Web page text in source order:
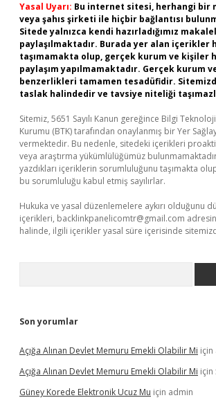
Yasal Uyarı: Bu internet sitesi, herhangi bir
veya şahıs şirketi ile hiçbir bağlantısı
Sitede yalnızca kendi hazırladığımız
paylaşılmaktadır. Burada yer alan içerikler
taşımamakta olup, gerçek kurum ve kişiler
paylaşım yapılmamaktadır. Gerçek kurum
benzerlikleri tamamen tesadüfidir.
taslak halindedir ve tavsiye niteliği
Sitemiz, 5651 Sayılı Kanun gereğince Bilgi
Kurumu (BTK) tarafından onaylanmış bir Yer
vermektedir. Bu nedenle, sitedeki içerikleri
veya araştırma yükümlülüğümüz
yazdıkları içeriklerin sorumluluğunu taşımakta
bu sorumluluğu kabul etmiş sayılırlar.
Hukuka ve yasal düzenlemelere aykırı olduğunu
içerikleri, backlinkpanelicomtr@gmail.com
halinde, ilgili içerikler yasal süre içerisinde
Son yorumlar
Açığa Alınan Devlet Memuru Emekli Olabilir Mi için
Açığa Alınan Devlet Memuru Emekli Olabilir Mi için
Güney Korede Elektronik Ucuz Mu için admin